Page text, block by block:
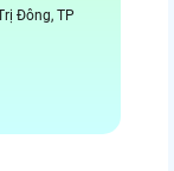
Đông, TP